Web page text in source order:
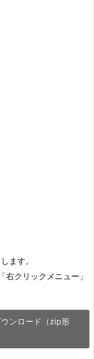
ます。
クリックメニュー」
ンロード（zip形